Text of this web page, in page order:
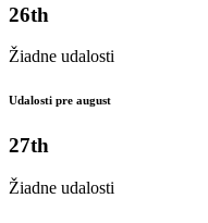
26th
Žiadne udalosti
Udalosti pre august
27th
Žiadne udalosti